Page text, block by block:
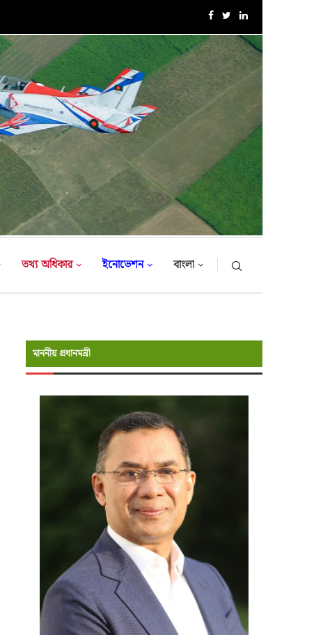
নিরাপদ অভিবাসন, সমৃদ্ধ অর্থনীতি ও সুরক্ষিত বাংলাদেশ: বিইউপিতে...
তথ্য অধিকার ইনোভেশন বাংলা
মাননীয় প্রধানমন্রী